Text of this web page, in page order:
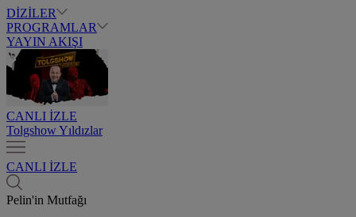
DİZİLER
PROGRAMLAR
YAYIN AKIŞI
CANLI İZLE
Tolgshow Yıldızlar
CANLI İZLE
Pelin'in Mutfağı